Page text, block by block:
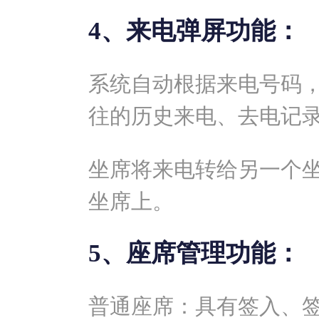
4、来电弹屏功能：
系统自动根据来电号码
往的历史来电、去电记
坐席将来电转给另一个
坐席上。
5、座席管理功能：
普通座席：具有签入、